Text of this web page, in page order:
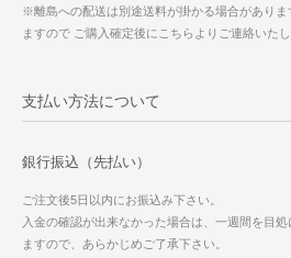
※離島への配送は別途送料が掛かる場合がありま
ますので ご購入確定後にこちらよりご連絡いたし
支払い方法について
銀行振込（先払い）
ご注文後5日以内にお振込み下さい。
入金の確認が出来なかった場合は、一週間を目
ますので、あらかじめご了承下さい。